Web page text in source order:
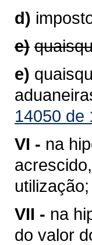
d)
e)
e)
14050 de
VI - na
utilização;
VII - na
do valor